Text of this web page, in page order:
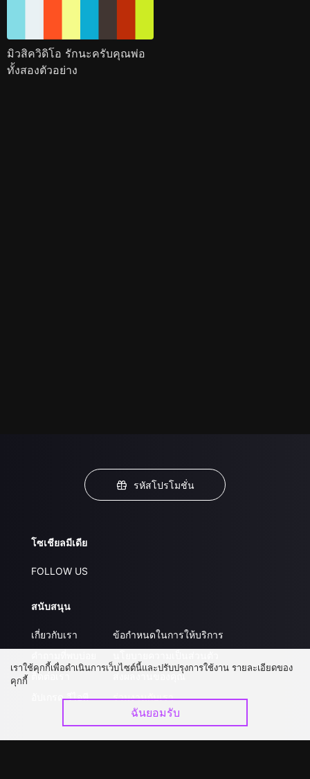
มิวสิควิดิโอ รักนะครับคุณพ่อ
ทั้งสองตัวอย่าง
รหัสโปรโมชั่น
โซเชียลมีเดีย
FOLLOW US
สนับสนุน
เกี่ยวกับเรา
ติดต่อเรา
อัปเกรด วีไอพี
ข้อกำหนดในการให้บริการ
ส่งผลงานของคุณ
ร่วมงานกับเรา
เราใช้คุกกี้เพื่อดำเนินการเว็บไซต์นี้และปรับปรุงการใช้งาน รายละเอียดของ
คุกกี้
ฉันยอมรับ